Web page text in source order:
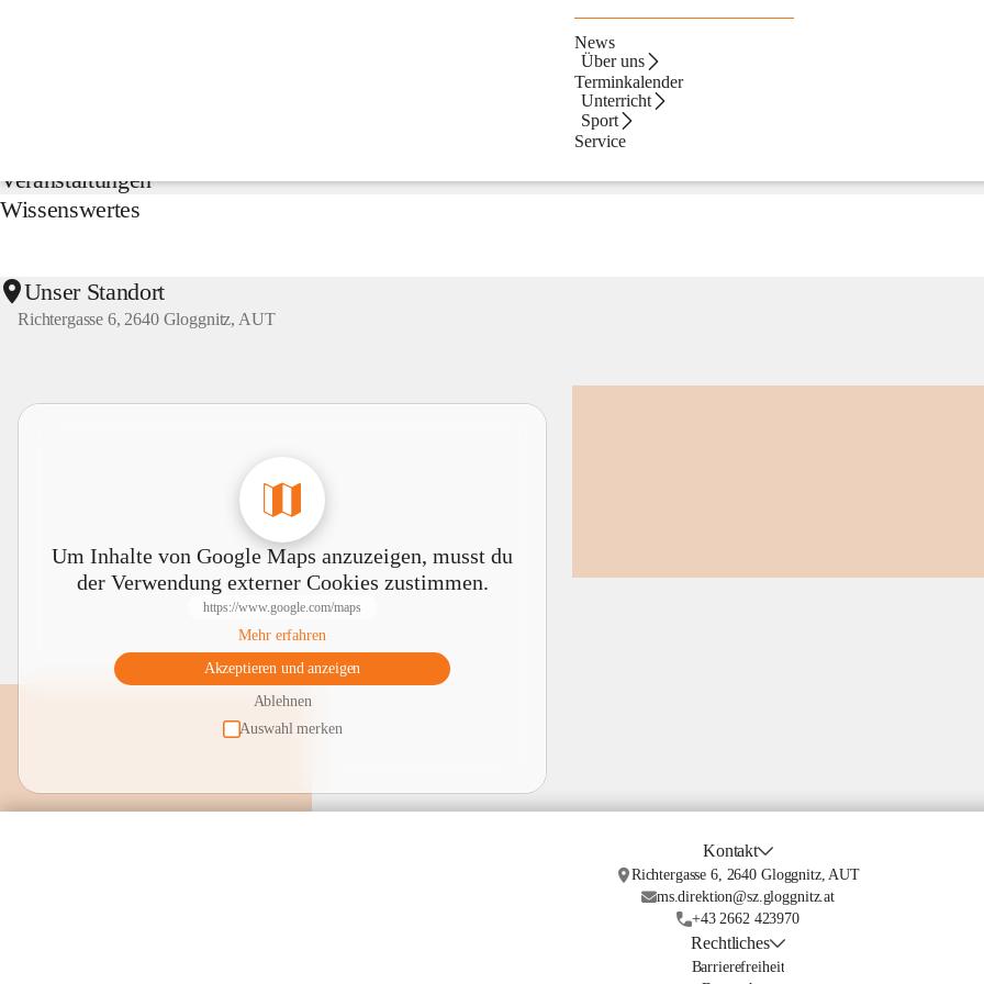
News
Über uns
Terminkalender
Unterricht
Sport
Service
Veranstaltungen
Wissenswertes
Unser Standort
Richtergasse 6, 2640 Gloggnitz, AUT
Um Inhalte von Google Maps anzuzeigen, musst du
der Verwendung externer Cookies zustimmen.
https://www.google.com/maps
Mehr erfahren
Akzeptieren und anzeigen
Ablehnen
Auswahl merken
Kontakt
Richtergasse 6, 2640 Gloggnitz, AUT
ms.direktion@sz.gloggnitz.at
+43 2662 423970
Rechtliches
Barrierefreiheit